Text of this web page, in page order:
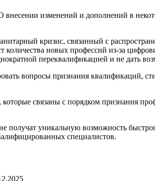
изменений и дополнений в
кризис, связанный с
новых профессий из-за
переквалификацией и не дать
вопросы признания квалификаций,
связаны с порядком признания
уникальную возможность
специалистов.